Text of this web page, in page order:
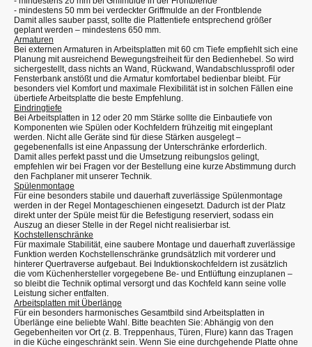
- mindestens 50 mm bei verdeckter Griffmulde an der Frontblende
Damit alles sauber passt, sollte die Plattentiefe entsprechend größer
geplant werden – mindestens 650 mm.
Armaturen
Bei externen Armaturen in Arbeitsplatten mit 60 cm Tiefe empfiehlt sich eine
Planung mit ausreichend Bewegungsfreiheit für den Bedienhebel. So wird
sichergestellt, dass nichts an Wand, Rückwand, Wandabschlussprofil oder
Fensterbank anstößt und die Armatur komfortabel bedienbar bleibt. Für
besonders viel Komfort und maximale Flexibilität ist in solchen Fällen eine
übertiefe Arbeitsplatte die beste Empfehlung.
Eindringtiefe
Bei Arbeitsplatten in 12 oder 20 mm Stärke sollte die Einbautiefe von
Komponenten wie Spülen oder Kochfeldern frühzeitig mit eingeplant
werden. Nicht alle Geräte sind für diese Stärken ausgelegt –
gegebenenfalls ist eine Anpassung der Unterschränke erforderlich.
Damit alles perfekt passt und die Umsetzung reibungslos gelingt,
empfehlen wir bei Fragen vor der Bestellung eine kurze Abstimmung durch
den Fachplaner mit unserer Technik.
Spülenmontage
Für eine besonders stabile und dauerhaft zuverlässige Spülenmontage
werden in der Regel Montageschienen eingesetzt. Dadurch ist der Platz
direkt unter der Spüle meist für die Befestigung reserviert, sodass ein
Auszug an dieser Stelle in der Regel nicht realisierbar ist.
Kochstellenschränke
Für maximale Stabilität, eine saubere Montage und dauerhaft zuverlässige
Funktion werden Kochstellenschränke grundsätzlich mit vorderer und
hinterer Quertraverse aufgebaut. Bei Induktionskochfeldern ist zusätzlich
die vom Küchenhersteller vorgegebene Be- und Entlüftung einzuplanen –
so bleibt die Technik optimal versorgt und das Kochfeld kann seine volle
Leistung sicher entfalten.
Arbeitsplatten mit Überlänge
Für ein besonders harmonisches Gesamtbild sind Arbeitsplatten in
Überlänge eine beliebte Wahl. Bitte beachten Sie: Abhängig von den
Gegebenheiten vor Ort (z. B. Treppenhaus, Türen, Flure) kann das Tragen
in die Küche eingeschränkt sein. Wenn Sie eine durchgehende Platte ohne